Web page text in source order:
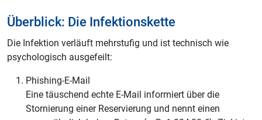
Überblick: Die Infektionskette
Die Infektion verläuft mehrstufig und ist technisch wie
psychologisch ausgefeilt:
Phishing-E-Mail
Eine täuschend echte E-Mail informiert über die
Stornierung einer Reservierung und nennt einen